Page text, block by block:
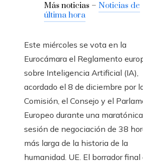
Más noticias – Noticias de
última hora
Este miércoles se vota en la
Eurocámara el Reglamento
sobre Inteligencia Artificial (IA),
acordado el 8 de diciembre por
Comisión, el Consejo y el
Europeo durante una maratónica
sesión de negociación de 38
más larga de la historia de la
humanidad. UE. El borrador final